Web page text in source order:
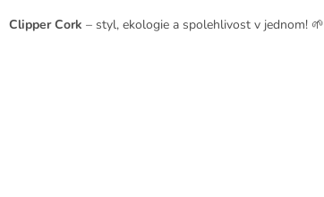
Clipper Cork – styl, ekologie a spolehlivost v jednom! 🌱